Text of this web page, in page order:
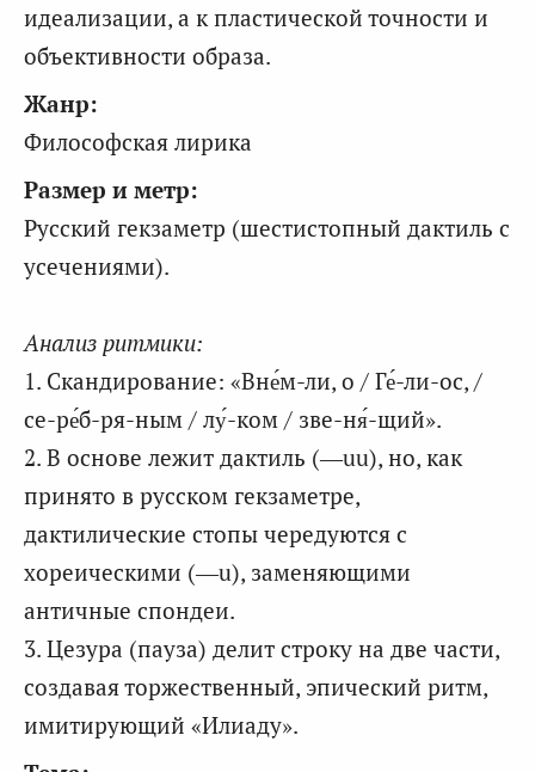
идеализации, а к пластической точности и
объективности образа.
Жанр:
Философская лирика
Размер и метр:
Русский гекзаметр (шестистопный дактиль с
усечениями).
Анализ ритмики:
1. Скандирование: «Вне́м-ли, о / Ге́-ли-ос, /
се-ре́б-ря-ным / лу́-ком / зве-ня́-щий».
2. В основе лежит дактиль (—uu), но, как
принято в русском гекзаметре,
дактилические стопы чередуются с
хореическими (—u), заменяющими
античные спондеи.
3. Цезура (пауза) делит строку на две части,
создавая торжественный, эпический ритм,
имитирующий «Илиаду».